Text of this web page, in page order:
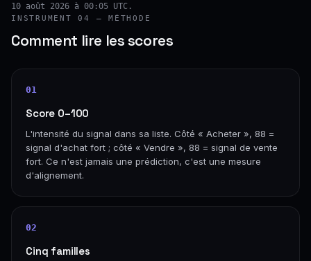
10 août 2026 à 00:05 UTC.
INSTRUMENT 04 — MÉTHODE
Comment lire les scores
01
Score 0–100
L'intensité du signal dans sa liste. Côté « Acheter », 88 =
signal d'achat fort ; côté « Vendre », 88 = signal de vente
fort. Ce n'est jamais une prédiction, c'est une mesure
d'alignement.
02
Cinq familles